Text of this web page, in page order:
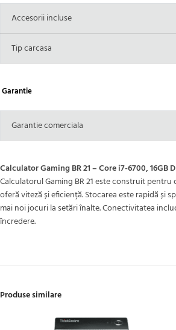
Accesorii incluse
Tip carcasa
Garantie
Garantie comerciala
Calculator Gaming BR 21 – Core i7-6700, 16GB
Calculatorul Gaming BR 21 este construit pentru
oferă viteză și eficiență. Stocarea este rapidă și
mai noi jocuri la setări înalte. Conectivitatea
încredere.
Produse similare